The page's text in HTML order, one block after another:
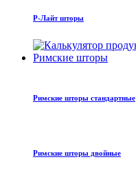
Р-Лайт шторы
Римские шторы
Римские шторы стандартные
Римские шторы двойные